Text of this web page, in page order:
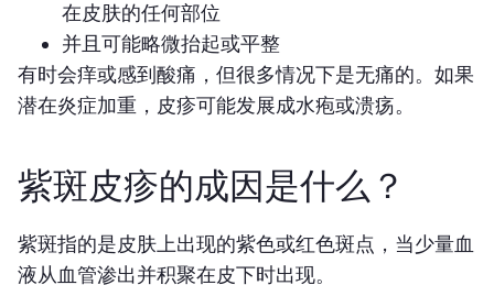
在皮肤的任何部位
并且可能略微抬起或平整
有时会痒或感到酸痛，但很多情况下是无痛的。如果
潜在炎症加重，皮疹可能发展成水疱或溃疡。
紫斑皮疹的成因是什么？
紫斑指的是皮肤上出现的紫色或红色斑点，当少量血
液从血管渗出并积聚在皮下时出现。